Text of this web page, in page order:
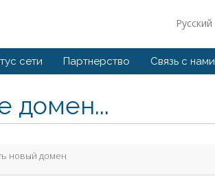
Русский
сети Партнерство Связь с нами
домен...
новый домен